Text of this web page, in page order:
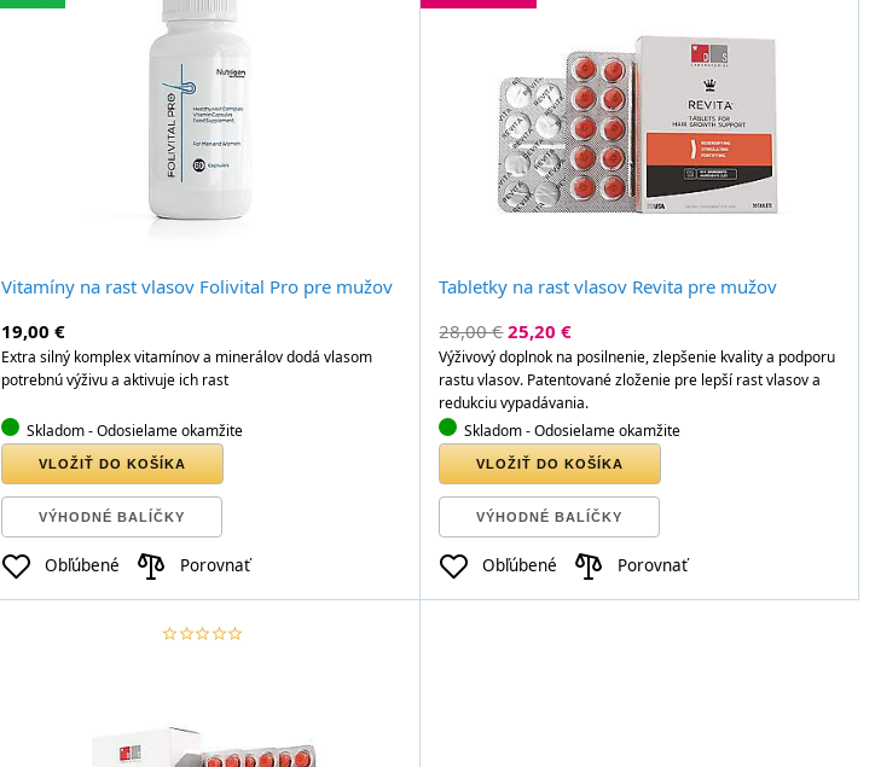
Vitamíny na rast vlasov Folivital Pro pre mužov
19,00 €
Extra silný komplex vitamínov a minerálov dodá vlasom
potrebnú výživu a aktivuje ich rast
Skladom- Odosielame okamžite
VLOŽIŤ DO KOŠÍKA
VÝHODNÉ BALÍČKY
Obľúbené Porovnať
Tabletky na rast vlasov Revita pre mužov
28,00 € 25,20 €
Výživový doplnok na posilnenie, zlepšenie kvality a podporu
rastu vlasov. Patentované zloženie pre lepší rast vlasov a
redukciu vypadávania.
Skladom - Odosielame okamžite
VLOŽIŤ DO KOŠÍKA
VÝHODNÉ BALÍČKY
Obľúbené Porovnať
star_borderstar_borderstar_borderstar_borderstar_border
starstarstarstarstar